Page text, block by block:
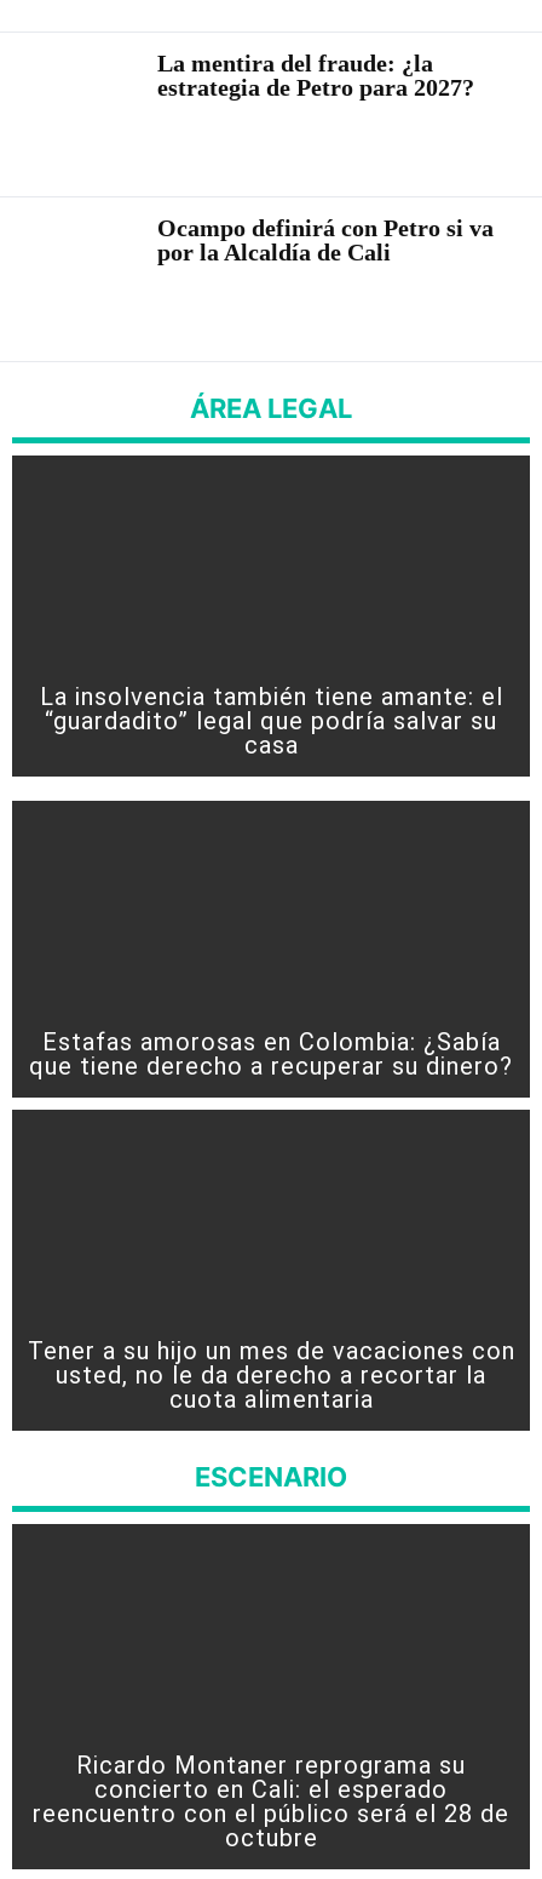
La mentira del fraude: ¿la
estrategia de Petro para 2027?
Ocampo definirá con Petro si va
por la Alcaldía de Cali
ÁREA LEGAL
La insolvencia también tiene amante: el
“guardadito” legal que podría salvar su
casa
Estafas amorosas en Colombia: ¿Sabía
que tiene derecho a recuperar su dinero?
Tener a su hijo un mes de vacaciones con
usted, no le da derecho a recortar la
cuota alimentaria
ESCENARIO
Ricardo Montaner reprograma su
concierto en Cali: el esperado
reencuentro con el público será el 28 de
octubre